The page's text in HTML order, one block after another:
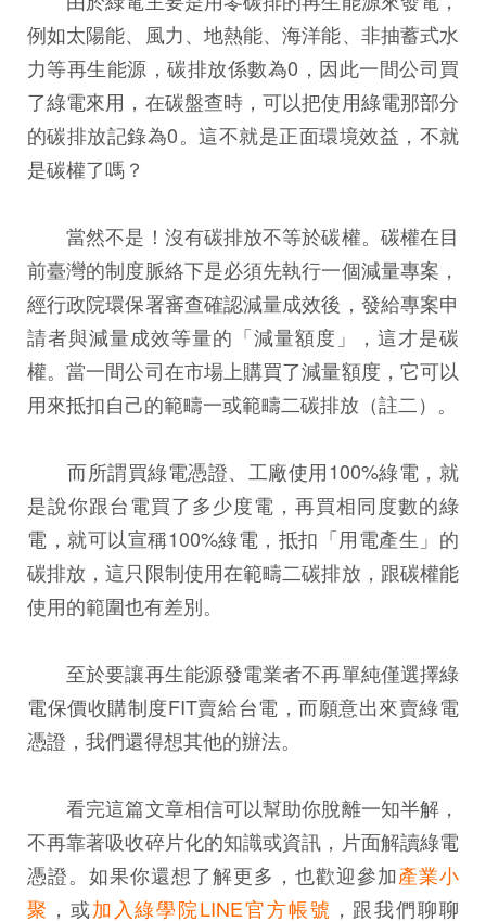
例如太陽能、風力、地熱能、海洋能、非抽蓄式水
力等再生能源，碳排放係數為0，因此一間公司買
了綠電來用，在碳盤查時，可以把使用綠電那部分
的碳排放記錄為0。這不就是正面環境效益，不就
是碳權了嗎？
當然不是！沒有碳排放不等於碳權。碳權在目
前臺灣的制度脈絡下是必須先執行一個減量專案，
經行政院環保署審查確認減量成效後，發給專案申
請者與減量成效等量的「減量額度」，這才是碳
權。當一間公司在市場上購買了減量額度，它可以
用來抵扣自己的範疇一或範疇二碳排放（註二）。
而所謂買綠電憑證、工廠使用100%綠電，就
是說你跟台電買了多少度電，再買相同度數的綠
電，就可以宣稱100%綠電，抵扣「用電產生」的
碳排放，這只限制使用在範疇二碳排放，跟碳權能
使用的範圍也有差別。
至於要讓再生能源發電業者不再單純僅選擇綠
電保價收購制度FIT賣給台電，而願意出來賣綠電
憑證，我們還得想其他的辦法。
看完這篇文章相信可以幫助你脫離一知半解，
不再靠著吸收碎片化的知識或資訊，片面解讀綠電
憑證。如果你還想了解更多，也歡迎參加產業小
聚 ，或加入綠學院LINE官方帳號 ，跟我們聊聊